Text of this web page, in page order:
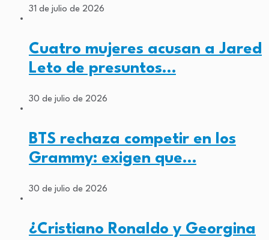
31 de julio de 2026
Cuatro mujeres acusan a Jared
Leto de presuntos…
30 de julio de 2026
BTS rechaza competir en los
Grammy: exigen que…
30 de julio de 2026
¿Cristiano Ronaldo y Georgina